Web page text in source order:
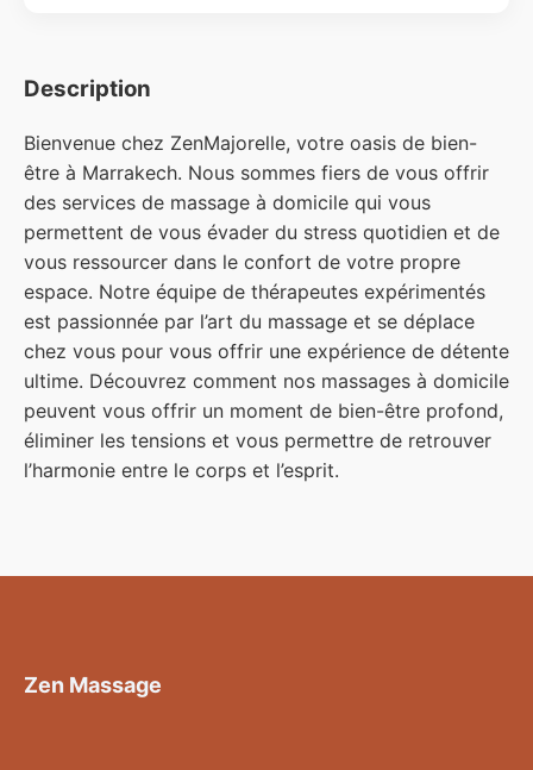
Description
Bienvenue chez ZenMajorelle, votre oasis de bien-
être à Marrakech. Nous sommes fiers de vous offrir
des services de massage à domicile qui vous
permettent de vous évader du stress quotidien et de
vous ressourcer dans le confort de votre propre
espace. Notre équipe de thérapeutes expérimentés
est passionnée par l’art du massage et se déplace
chez vous pour vous offrir une expérience de détente
ultime. Découvrez comment nos massages à domicile
peuvent vous offrir un moment de bien-être profond,
éliminer les tensions et vous permettre de retrouver
l’harmonie entre le corps et l’esprit.
Zen Massage